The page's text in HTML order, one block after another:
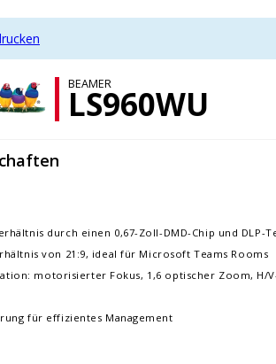
BEAMER
LS960WU
durch einen 0,67-Zoll-DMD-Chip und DLP-
von 21:9, ideal für Microsoft Teams Rooms
motorisierter Fokus, 1,6 optischer Zoom, H/
für effizientes Management